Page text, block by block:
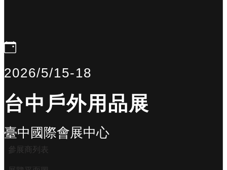
2026/5/15-18
台中戶外用品展
臺中國際會展中心
參展商列表